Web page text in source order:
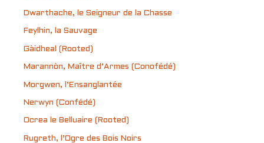
Dwarthache, le Seigneur de la Chasse
Feylhin, la Sauvage
Gàidheal (Rooted)
Marannòn, Maître d’Armes (Conofédé)
Morgwen, l’Ensanglantée
Nerwyn (Confédé)
Ocrea le Belluaire (Rooted)
Rugreth, l’Ogre des Bois Noirs